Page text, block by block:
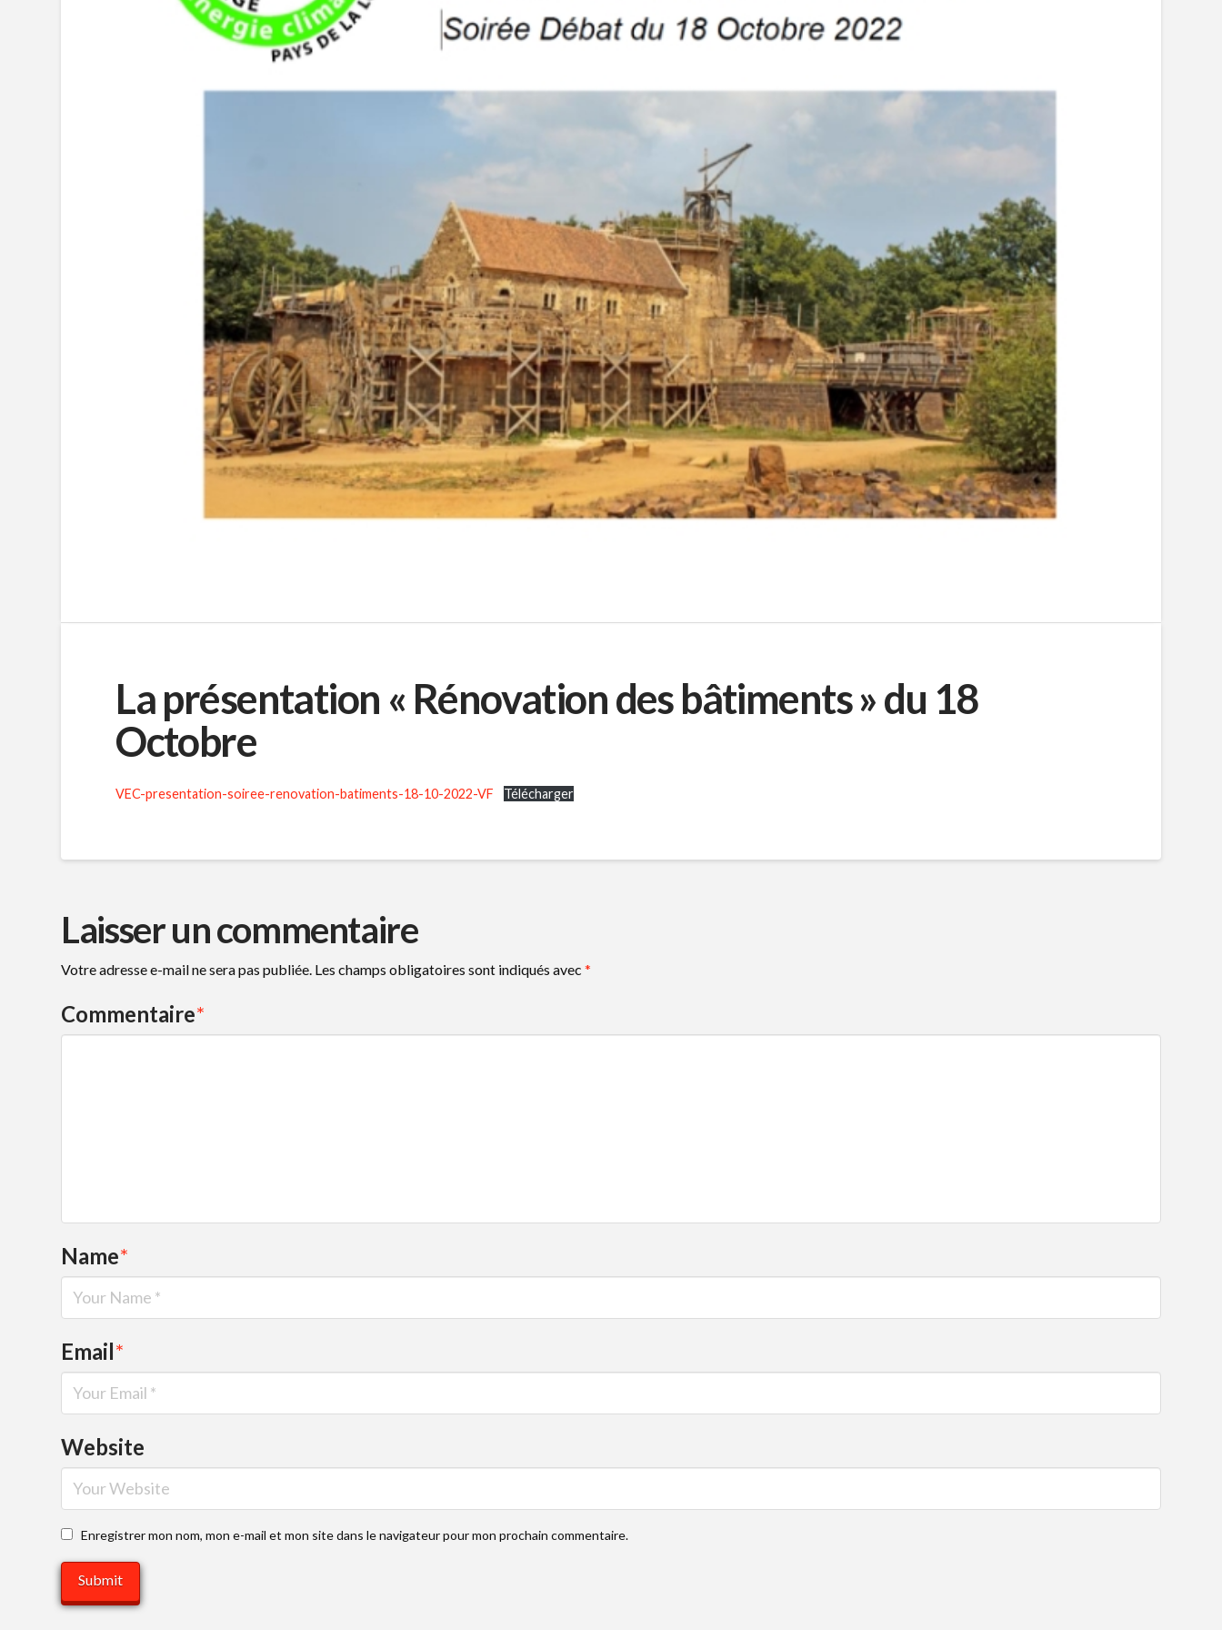
La présentation « Rénovation des bâtiments » du 18
Octobre
VEC-presentation-soiree-renovation-batiments-18-10-2022-VF Télécharger
Laisser un commentaire
Votre adresse e-mail ne sera pas publiée. Les champs obligatoires sont indiqués avec*
Commentaire*
Name*
Email*
Website
Enregistrer mon nom, mon e-mail et mon site dans le navigateur pour mon prochain commentaire.